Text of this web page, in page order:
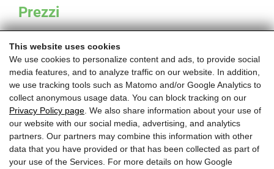
This website uses cookies
We use cookies to personalize content and ads, to provide social
media features, and to analyze traffic on our website. In addition,
we use tracking tools such as Matomo and/or Google Analytics to
collect anonymous usage data. You can block tracking on our
Privacy Policy page . We also share information about your use of
our website with our social media, advertising, and analytics
partners. Our partners may combine this information with other
data that you have provided or that has been collected as part of
your use of the Services. For more details on how Google
Prezzi
Condizioni di cancellazione
Assicurazione di viaggio
PREZZI
Prezzo per appartamento da 8 giorni -3%